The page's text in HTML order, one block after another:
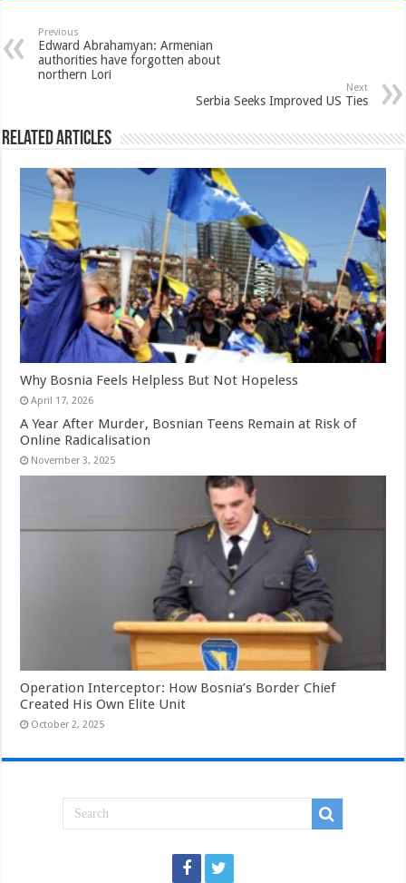
Previous
Edward Abrahamyan: Armenian
authorities have forgotten about
northern Lori
Next
Serbia Seeks Improved US Ties
Related Articles
Why Bosnia Feels Helpless But Not Hopeless
April 17, 2026
A Year After Murder, Bosnian Teens Remain at Risk of
Online Radicalisation
November 3, 2025
Operation Interceptor: How Bosnia’s Border Chief
Created His Own Elite Unit
October 2, 2025